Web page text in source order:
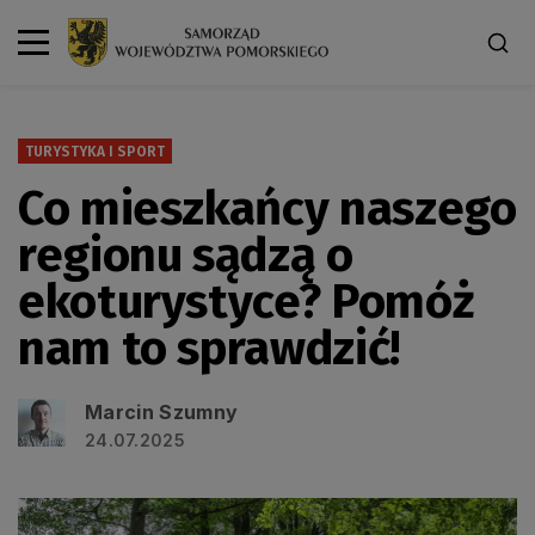
TURYSTYKA I SPORT
Co mieszkańcy naszego
regionu sądzą o
ekoturystyce? Pomóż
nam to sprawdzić!
Marcin Szumny
24.07.2025